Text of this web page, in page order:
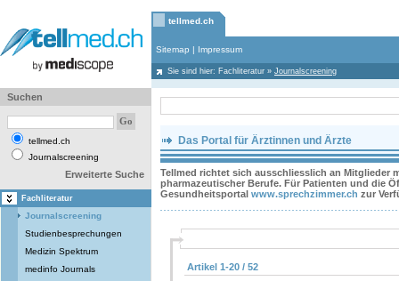
tellmed.ch
Sitemap | Impressum
Sie sind hier: Fachliteratur » Journalscreening
Suchen
tellmed.ch
Journalscreening
Erweiterte Suche
Fachliteratur
Journalscreening
Studienbesprechungen
Medizin Spektrum
medinfo Journals
Das Portal für Ärztinnen und Ärzte
Tellmed richtet sich ausschliesslich an Mitglieder
pharmazeutischer Berufe. Für Patienten und die
Gesundheitsportal www.sprechzimmer.ch zur
Artikel 1-20 / 52